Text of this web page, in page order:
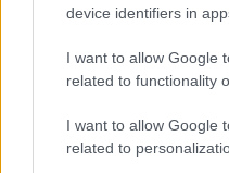
device identifiers in
I want to allow Google
related to functionality
I want to allow Google
related to
fenntartásba